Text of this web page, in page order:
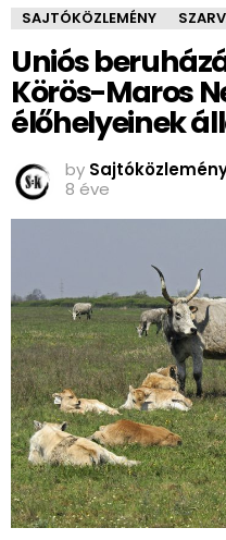
SAJTÓKÖZLEMÉNY
Uniós
Körös-Maros
élőhelyeinek
by
8 éve